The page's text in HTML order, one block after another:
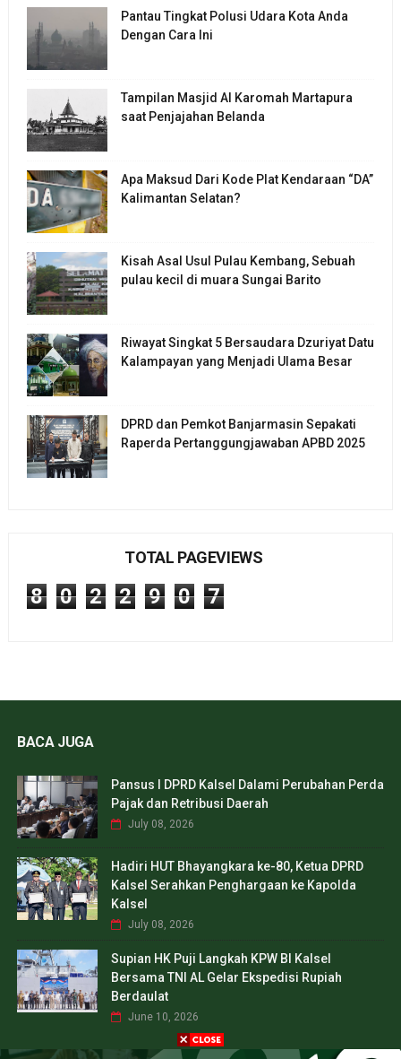
Pantau Tingkat Polusi Udara Kota Anda
Dengan Cara Ini
Tampilan Masjid Al Karomah Martapura
saat Penjajahan Belanda
Apa Maksud Dari Kode Plat Kendaraan “DA”
Kalimantan Selatan?
Kisah Asal Usul Pulau Kembang, Sebuah
pulau kecil di muara Sungai Barito
Riwayat Singkat 5 Bersaudara Dzuriyat Datu
Kalampayan yang Menjadi Ulama Besar
DPRD dan Pemkot Banjarmasin Sepakati
Raperda Pertanggungjawaban APBD 2025
TOTAL PAGEVIEWS
8 0 2 2 9 0 7
BACA JUGA
Pansus I DPRD Kalsel Dalami Perubahan Perda
Pajak dan Retribusi Daerah
July 08, 2026
Hadiri HUT Bhayangkara ke-80, Ketua DPRD
Kalsel Serahkan Penghargaan ke Kapolda
Kalsel
July 08, 2026
Supian HK Puji Langkah KPW BI Kalsel
Bersama TNI AL Gelar Ekspedisi Rupiah
Berdaulat
June 10, 2026